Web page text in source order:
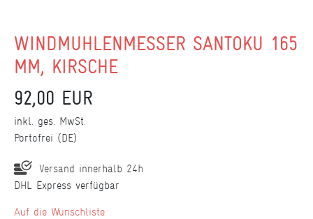
WINDMÜHLENMESSER SANTOKU 165
MM, KIRSCHE
92,00 EUR
inkl. ges. MwSt.
Portofrei (DE)
Versand innerhalb 24h
DHL Express verfügbar
Wunschliste